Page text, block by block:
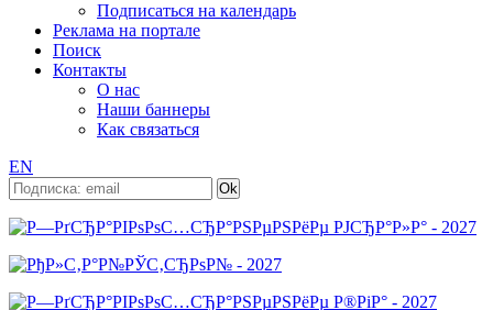
Подписаться на календарь
Реклама на портале
Поиск
Контакты
О нас
Наши баннеры
Как связаться
EN